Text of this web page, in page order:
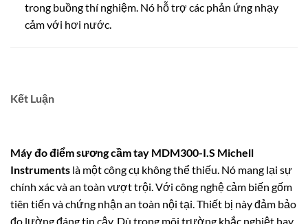
trong buồng thí nghiệm. Nó hỗ trợ các phản ứng nhạy
cảm với hơi nước.
Kết Luận
Máy đo điểm sương cầm tay MDM300-I.S Michell
Instruments là một công cụ không thể thiếu. Nó mang lại sự
chính xác và an toàn vượt trội. Với công nghệ cảm biến gốm
tiên tiến và chứng nhận an toàn nội tại. Thiết bị này đảm bảo
đo lường đáng tin cậy. Dù trong môi trường khắc nghiệt hay